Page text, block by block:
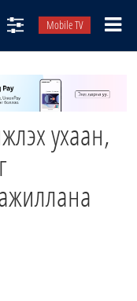
Mobile TV
ухаан,